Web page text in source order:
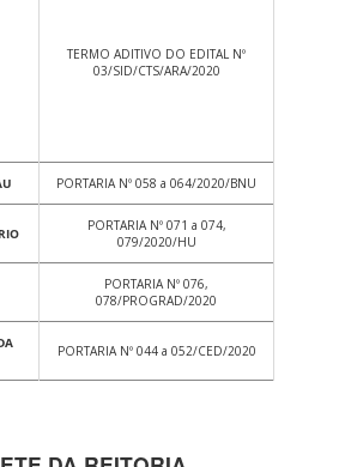
TERMO ADITIVO DO EDITAL Nº
03/SID/CTS/ARA/2020
PORTARIA Nº 058 a 064/2020/BNU
PORTARIA Nº 071 a 074,
079/2020/HU
PORTARIA Nº 076,
078/PROGRAD/2020
PORTARIA Nº 044 a 052/CED/2020